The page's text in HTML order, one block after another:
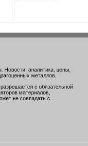
Новости, аналитика, цены,
металлов.
с обязательной
материалов,
не совпадать с